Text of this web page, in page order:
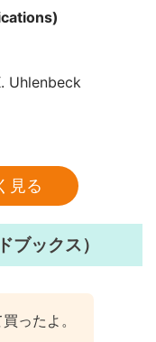
Uhlenbeck
見る
ブックス）
ったよ。